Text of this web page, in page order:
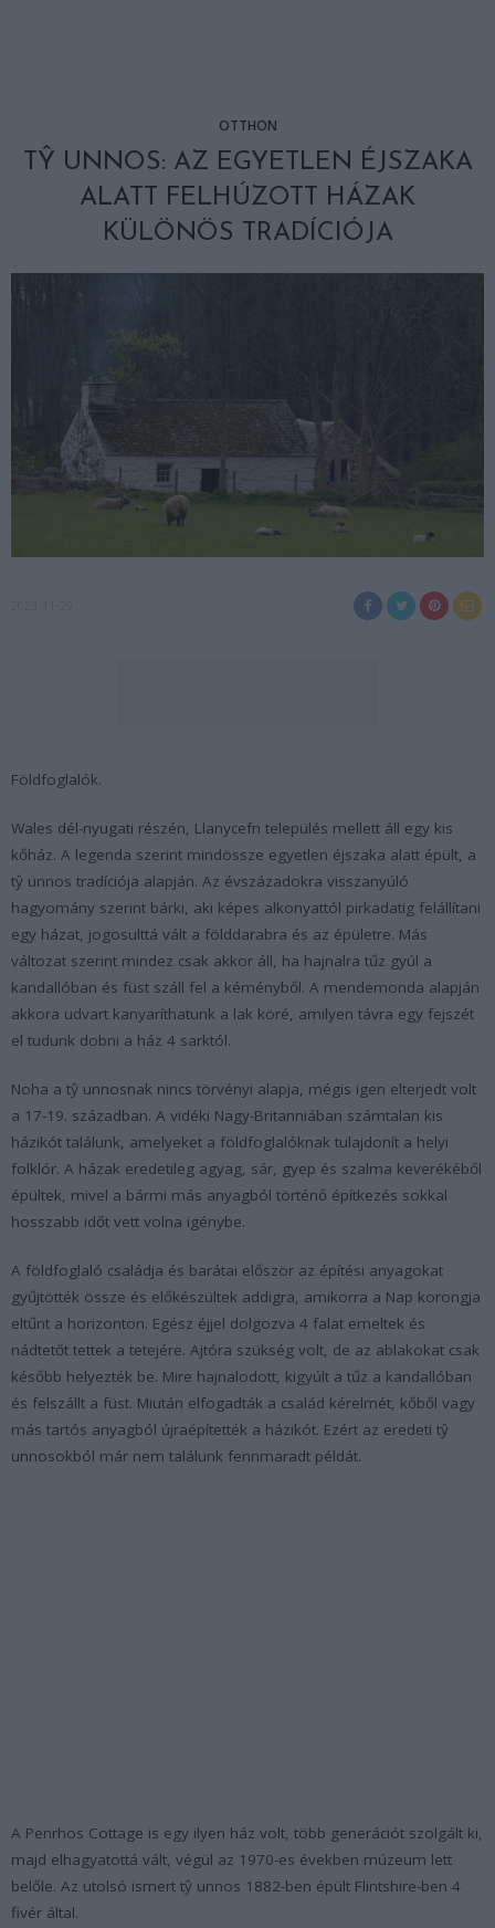
OTTHON
TŶ UNNOS: AZ EGYETLEN ÉJSZAKA
ALATT FELHÚZOTT HÁZAK
KÜLÖNÖS TRADÍCIÓJA
Földfoglalók.
Wales dél-nyugati részén, Llanycefn település mellett áll egy kis
kőház. A legenda szerint mindössze egyetlen éjszaka alatt épült, a
tŷ unnos tradíciója alapján. Az évszázadokra visszanyúló
hagyomány szerint bárki, aki képes alkonyattól pirkadatig felállítani
egy házat, jogosulttá vált a földdarabra és az épületre. Más
változat szerint mindez csak akkor áll, ha hajnalra tűz gyúl a
kandallóban és füst száll fel a kéményből. A mendemonda alapján
akkora udvart kanyaríthatunk a lak köré, amilyen távra egy fejszét
el tudunk dobni a ház 4 sarktól.
Noha a tŷ unnosnak nincs törvényi alapja, mégis igen elterjedt volt
a 17-19. században. A vidéki Nagy-Britanniában számtalan kis
házikót találunk, amelyeket a földfoglalóknak tulajdonít a helyi
folklór. A házak eredetileg agyag, sár, gyep és szalma keverékéből
épültek, mivel a bármi más anyagból történő építkezés sokkal
hosszabb időt vett volna igénybe.
A földfoglaló családja és barátai először az építési anyagokat
gyűjtötték össze és előkészültek addigra, amikorra a Nap korongja
eltűnt a horizonton. Egész éjjel dolgozva 4 falat emeltek és
nádtetőt tettek a tetejére. Ajtóra szükség volt, de az ablakokat csak
később helyezték be. Mire hajnalodott, kigyúlt a tűz a kandallóban
és felszállt a füst. Miután elfogadták a család kérelmét, kőből vagy
más tartós anyagból újraépítették a házikót. Ezért az eredeti tŷ
unnosokból már nem találunk fennmaradt példát.
A Penrhos Cottage is egy ilyen ház volt, több generációt szolgált ki,
majd elhagyatottá vált, végül az 1970-es években múzeum lett
belőle. Az utolsó ismert tŷ unnos 1882-ben épült Flintshire-ben 4
fivér által.